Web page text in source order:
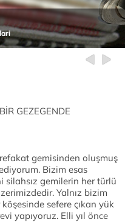
GEZEGENDE
gemisinden oluşmuş
Bizim esas
silahsız gemilerin her türlü
Yalnız bizim
sefere çıkan yük
yapıyoruz. Elli yıl önce